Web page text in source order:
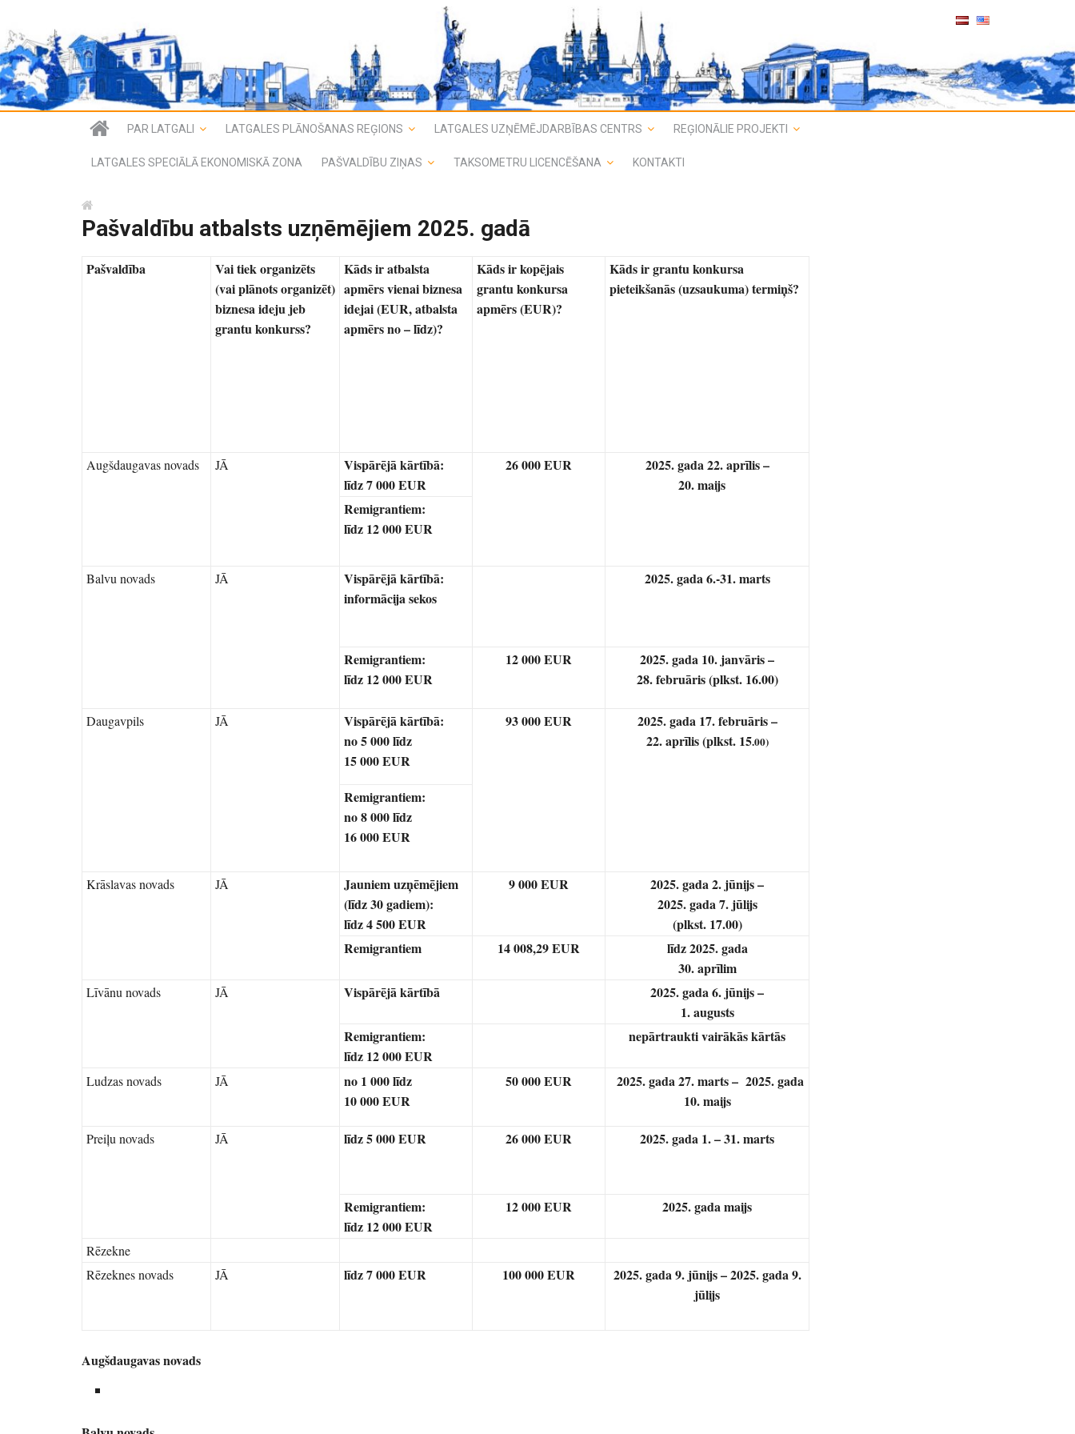
PAR LATGALI LATGALES PLĀNOŠANAS REĢIONS LATGALES UZŅĒMĒJDARBĪBAS CENTRS REĢIONĀLIE PROJEKTI
LATGALES SPECIĀLĀ EKONOMISKĀ ZONA PAŠVALDĪBU ZIŅAS TAKSOMETRU LICENCĒŠANA KONTAKTI
Pašvaldību atbalsts uzņēmējiem 2025. gadā
Pašvaldība
Vai tiek organizēts
(vai plānots organizēt)
biznesa ideju jeb
grantu konkurss?
Kāds ir atbalsta
apmērs vienai biznesa
idejai (EUR, atbalsta
apmērs no – līdz)?
Kāds ir kopējais
grantu konkursa
apmērs (EUR)?
Kāds ir grantu konkursa
pieteikšanās (uzsaukuma) termiņš?
Augšdaugavas novads JĀ
Vispārējā kārtībā:
līdz 7 000 EUR
26 000 EUR
2025. gada 22. aprīlis –
20. maijs
Remigrantiem:
līdz 12 000 EUR
Balvu novads JĀ
Vispārējā kārtībā:
informācija sekos
2025. gada 6.-31. marts
Remigrantiem:
līdz 12 000 EUR
12 000 EUR
2025. gada 10. janvāris –
28. februāris (plkst. 16.00)
Daugavpils JĀ
Vispārējā kārtībā:
no 5 000 līdz
15 000 EUR
93 000 EUR
2025. gada 17. februāris –
22. aprīlis (plkst. 15.00)
Remigrantiem:
no 8 000 līdz
16 000 EUR
Krāslavas novads JĀ
Jauniem uzņēmējiem
(līdz 30 gadiem):
līdz 4 500 EUR
9 000 EUR
2025. gada 2. jūnijs –
2025. gada 7. jūlijs
(plkst. 17.00)
Remigrantiem
14 008,29 EUR
līdz 2025. gada
30. aprīlim
Līvānu novads JĀ Vispārējā kārtībā
2025. gada 6. jūnijs –
1. augusts
Remigrantiem:
līdz 12 000 EUR
nepārtraukti vairākās kārtās
Ludzas novads JĀ
no 1 000 līdz
10 000 EUR
50 000 EUR
2025. gada 27. marts – 2025. gada
10. maijs
Preiļu novads JĀ līdz 5 000 EUR 26 000 EUR 2025. gada 1. – 31. marts
Remigrantiem:
līdz 12 000 EUR
12 000 EUR 2025. gada maijs
Rēzekne
Rēzeknes novads
JĀ līdz 7 000 EUR 100 000 EUR
2025. gada 9. jūnijs – 2025. gada 9.
jūlijs
Augšdaugavas novads